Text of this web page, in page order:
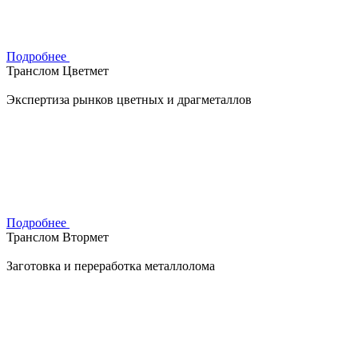
Подробнее
Транслом Цветмет
Экспертиза рынков цветных и драгметаллов
Подробнее
Транслом Втормет
Заготовка и переработка металлолома